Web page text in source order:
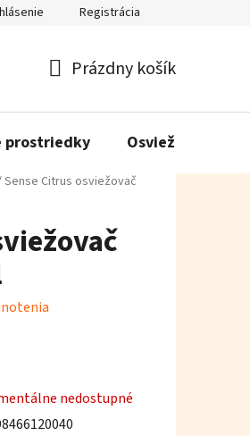
Registrácia
košík
Prázdny košík
prostriedky Osviežovače
Sense Citrus osviežovač
nedostupné